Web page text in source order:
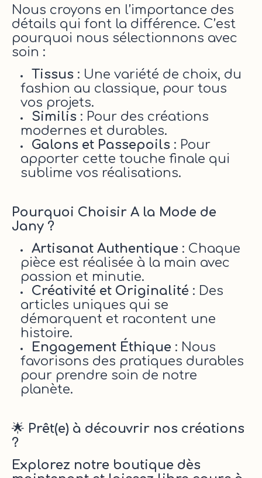
Nous croyons en l’importance des
détails qui font la différence. C’est
pourquoi nous sélectionnons avec
soin :
Tissus : Une variété de choix, du
fashion au classique, pour tous
vos projets.
Similis : Pour des créations
modernes et durables.
Galons et Passepoils : Pour
apporter cette touche finale qui
sublime vos réalisations.
Pourquoi Choisir A la Mode de
Jany ?
Artisanat Authentique : Chaque
pièce est réalisée à la main avec
passion et minutie.
Créativité et Originalité : Des
articles uniques qui se
démarquent et racontent une
histoire.
Engagement Éthique : Nous
favorisons des pratiques durables
pour prendre soin de notre
planète.
🌟 Prêt(e) à découvrir nos créations
?
Explorez notre boutique dès